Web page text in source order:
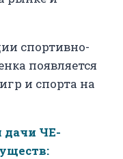
спортивно-
появляется
и спорта на
дачи ЧЕ-